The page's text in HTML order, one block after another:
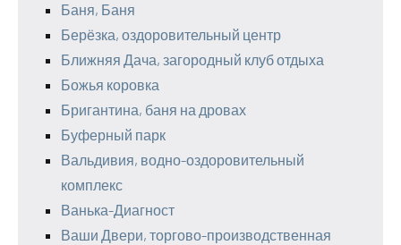
Баня, Баня
Берёзка, оздоровительный центр
Ближняя Дача, загородный клуб отдыха
Божья коровка
Бригантина, баня на дровах
Буферный парк
Вальдивия, водно-оздоровительный
комплекс
Ванька-Диагност
Ваши Двери, торгово-производственная